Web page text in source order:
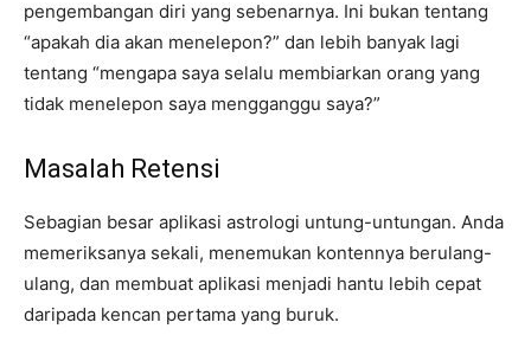
pengembangan diri yang sebenarnya. Ini bukan tentang
“apakah dia akan menelepon?” dan lebih banyak lagi
tentang “mengapa saya selalu membiarkan orang yang
tidak menelepon saya mengganggu saya?”
Masalah Retensi
Sebagian besar aplikasi astrologi untung-untungan. Anda
memeriksanya sekali, menemukan kontennya berulang-
ulang, dan membuat aplikasi menjadi hantu lebih cepat
daripada kencan pertama yang buruk.